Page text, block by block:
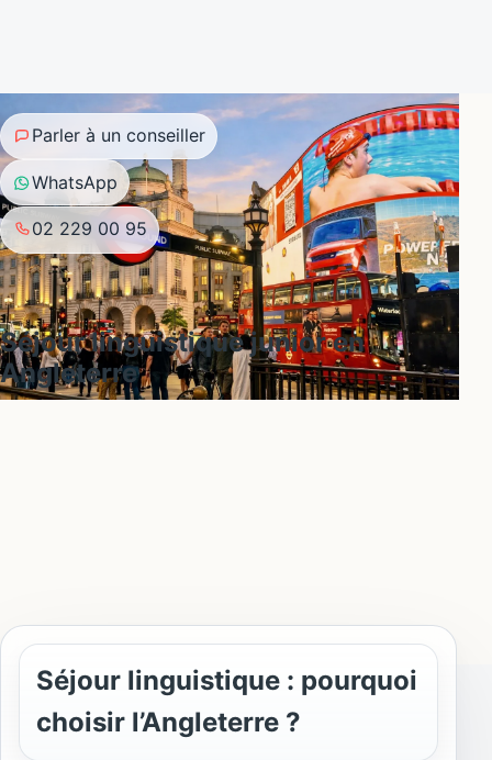
Séjour linguistique junior en
Angleterre
Parler à un conseiller
WhatsApp
02 229 00 95
Séjour linguistique : pourquoi
choisir l’Angleterre ?